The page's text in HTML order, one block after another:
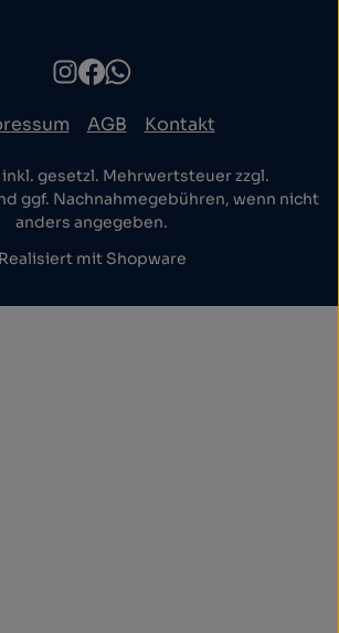
AGB Kontakt
gesetzl. Mehrwertsteuer zzgl.
ggf. Nachnahmegebühren, wenn nicht
anders angegeben.
Realisiert mit Shopware